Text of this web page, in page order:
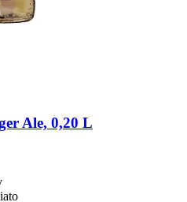
Ale, 0,20 L